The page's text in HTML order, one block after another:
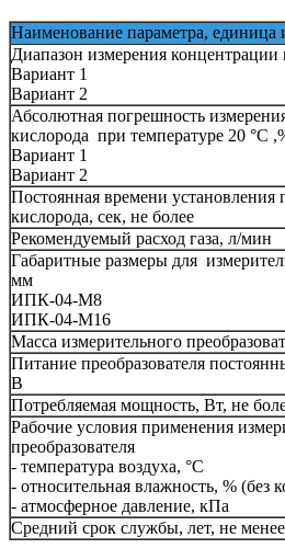
Наименование параметра, единица
Диапазон измерения концентрации
Вариант 1
Вариант 2
Абсолютная погрешность
кислорода при температуре 20 °C
Вариант 1
Вариант 2
Постоянная времени установления
кислорода, сек, не более
Рекомендуемый расход газа, л/мин
Габаритные размеры для
мм
ИПК-04-М8
ИПК-04-М16
Масса измерительного
Питание преобразователя
В
Потребляемая мощность, Вт, не
Рабочие условия применения
преобразователя
- температура воздуха, °C
- относительная влажность, % (без
- атмосферное давление, кПа
Средний срок службы, лет, не менее